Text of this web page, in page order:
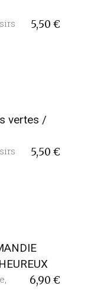
5,50 €
vertes /
5,50 €
6,90 €